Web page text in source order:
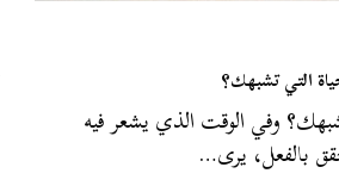
التي تشبهك؟
وفي الوقت الذي يشعر فيه
بالفعل، يرى…